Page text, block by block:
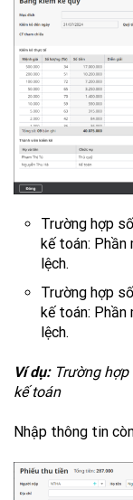
Trường hợp
kế toán: Phần
lệch.
Trường hợp
kế toán: Phần
lệch.
Ví dụ: Trường
kế toán
Nhập thông tin